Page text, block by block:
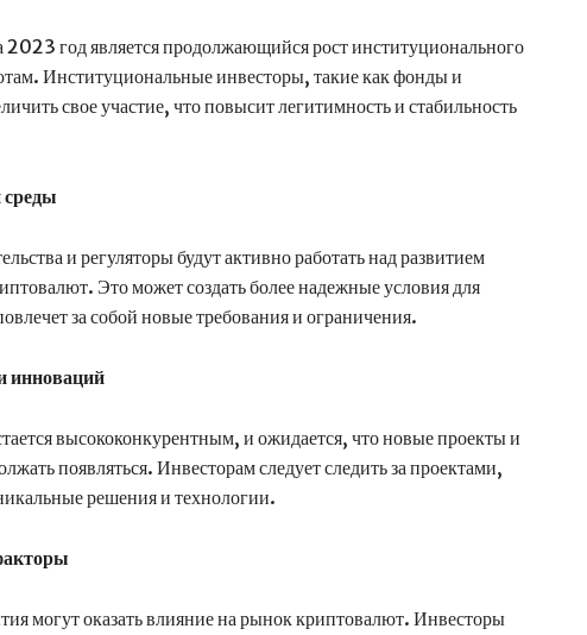
год является продолжающийся рост институционального
Институциональные инвесторы, такие как фонды и
свое участие, что повысит легитимность и стабильность
среды
и регуляторы будут активно работать над развитием
Это может создать более надежные условия для
за собой новые требования и ограничения.
инноваций
высококонкурентным, и ожидается, что новые проекты и
появляться. Инвесторам следует следить за проектами,
решения и технологии.
могут оказать влияние на рынок криптовалют. Инвесторы